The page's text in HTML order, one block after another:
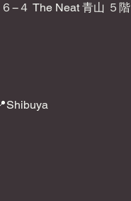
−４ The Neat 青山 ５階